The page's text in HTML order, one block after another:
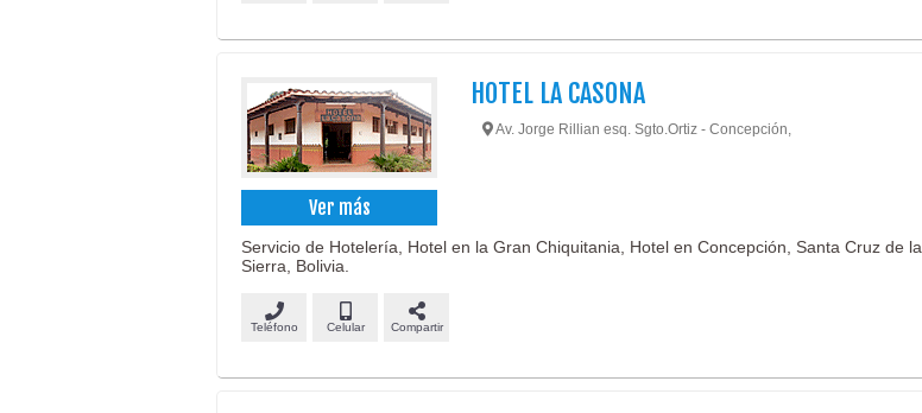
Ver más
HOTEL LA CASONA
Av. Jorge Rillian esq. Sgto.Ortiz - Concepción,
Servicio de Hotelería, Hotel en la Gran Chiquitania, Hotel en Concepción, Santa Cruz de la
Sierra, Bolivia.
Teléfono Celular Compartir